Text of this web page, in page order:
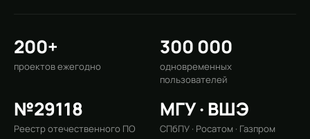
200+
проектов ежегодно
300 000
одновременных
пользователей
№29118
Реестр отечественного ПО
МГУ · ВШЭ
СПбПУ · Росатом · Газпром